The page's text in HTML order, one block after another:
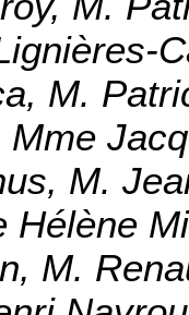
M.
M.
Hélène
M.